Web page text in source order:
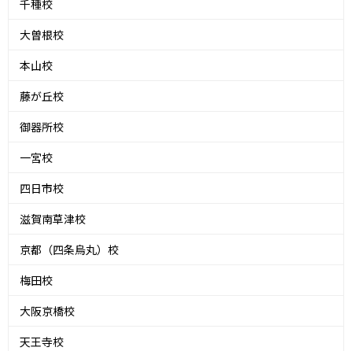
千種校
大曽根校
本山校
藤が丘校
御器所校
一宮校
四日市校
滋賀南草津校
京都（四条烏丸）校
梅田校
大阪京橋校
天王寺校